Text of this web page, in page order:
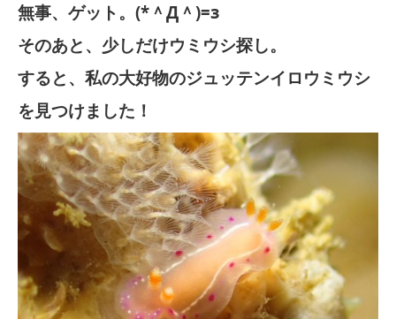
無事、ゲット。(*＾Д＾)=з
そのあと、少しだけウミウシ探し。
すると、私の大好物のジュッテンイロウミウシ
を見つけました！